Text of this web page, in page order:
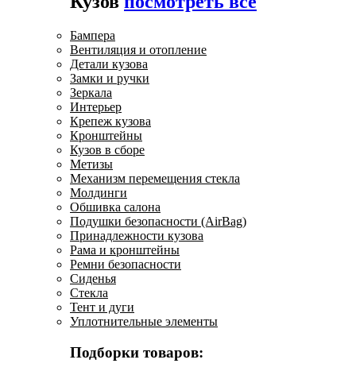
Бампера
Вентиляция и отопление
Детали кузова
Замки и ручки
Зеркала
Интерьер
Крепеж кузова
Кронштейны
Кузов в сборе
Метизы
Механизм перемещения стекла
Молдинги
Обшивка салона
Подушки безопасности (AirBag)
Принадлежности кузова
Рама и кронштейны
Ремни безопасности
Сиденья
Стекла
Тент и дуги
Уплотнительные элементы
Подборки товаров: